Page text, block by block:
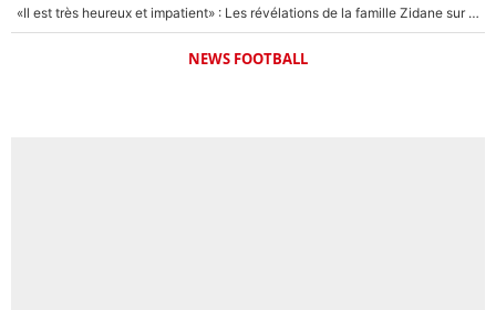
«Il est très heureux et impatient» : Les révélations de la famille Zidane sur sa prise de pouvoir en équipe de France !
NEWS FOOTBALL